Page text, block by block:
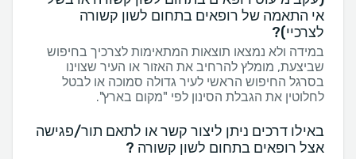
אי התאמה של רופאים בתחום לשון קשורה
לצרכיי)?
במידה ולא נמצאו תוצאות המתאימות לצרכיך בחיפוש
שביצעת, מומלץ להרחיב את האזור או העיר שצוינו
בסרגל החיפוש הראשי לעיר גדולה סמוכה או לבטל
לחלוטין את הגבלת הסינון לפי "מקום בארץ".
באילו דרכים ניתן ליצור קשר או לתאם תור/פגישה
אצל רופאים בתחום לשון קשורה ?